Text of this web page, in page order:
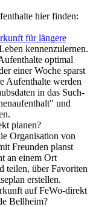
hier finden:
für längere
kennenzulernen.
optimal
einer Woche sparst
Aufenthalte werden
in das Such-
und
planen?
Organisation von
Freunden planst
an einem Ort
teilen, über Favoriten
erstellen.
auf FeWo-direkt
Bellheim?